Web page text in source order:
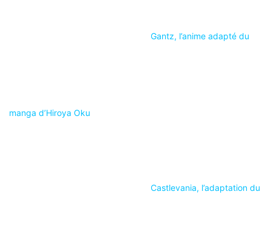
Gantz, l’anime adapté du
manga d’Hiroya Oku
Castlevania, l’adaptation du